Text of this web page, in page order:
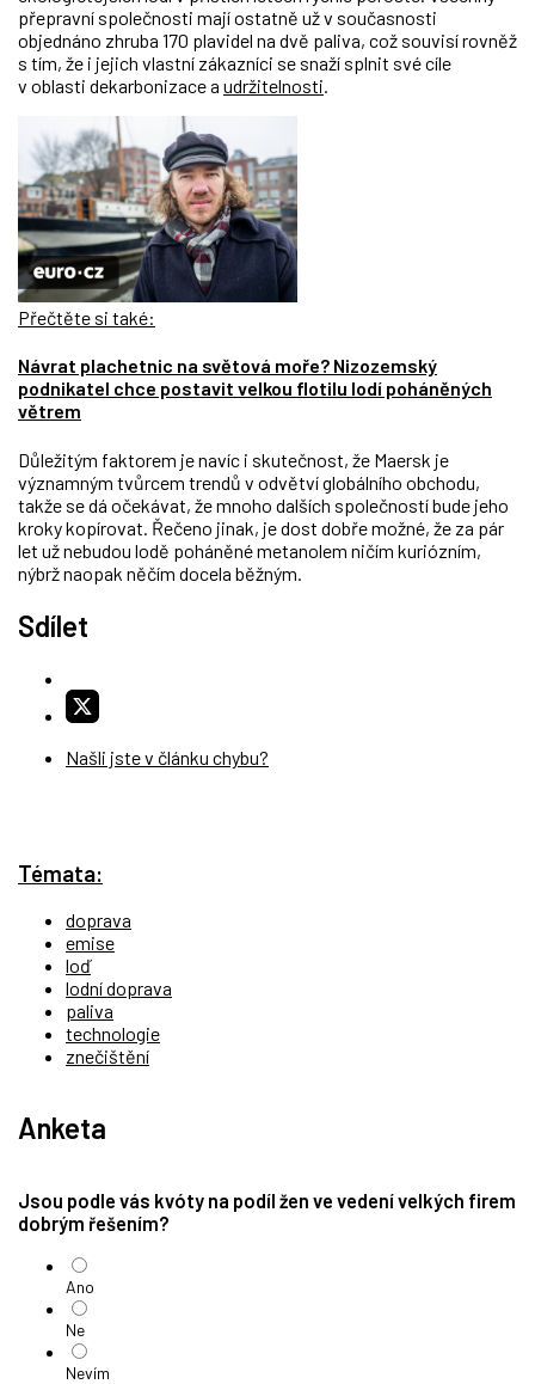
přepravní společnosti mají ostatně už v současnosti
objednáno zhruba 170 plavidel na dvě paliva, což souvisí rovněž
s tím, že i jejich vlastní zákazníci se snaží splnit své cíle
v oblasti dekarbonizace a udržitelnosti.
Přečtěte si také:
Návrat plachetnic na světová moře? Nizozemský
podnikatel chce postavit velkou flotilu lodí poháněných
větrem
Důležitým faktorem je navíc i skutečnost, že Maersk je
významným tvůrcem trendů v odvětví globálního obchodu,
takže se dá očekávat, že mnoho dalších společností bude jeho
krokykopírovat . Řečeno jinak, je dost dobře možné, že za pár
let už nebudou lodě poháněné metanolem ničím kuriózním,
nýbrž naopak něčím docela běžným.
Sdílet
Našli jste v článku chybu?
Témata:
doprava
emise
loď
lodní doprava
paliva
technologie
znečištění
Anketa
Jsou podle vás kvóty na podíl žen ve vedení velkých firem
dobrým řešením?
Ano
Ne
Nevím